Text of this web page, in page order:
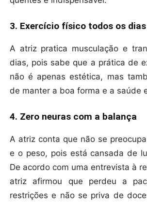
3. Exercício físico todos os dias
A atriz pratica musculação e
dias, pois sabe que a prática de
não é apenas estética, mas
de manter a boa forma e a saúde
4. Zero neuras com a balança
A atriz conta que não se
e o peso, pois está cansada de
De acordo com uma entrevista à
atriz afirmou que perdeu a
restrições e não se priva de